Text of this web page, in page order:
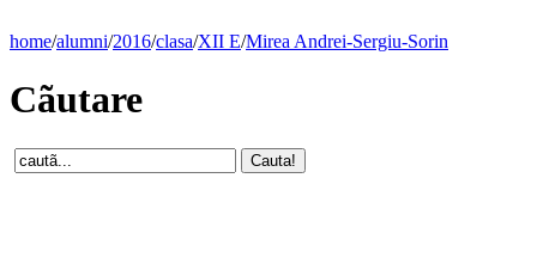
home/alumni/2016/clasa/XII E/Mirea Andrei-Sergiu-Sorin
Cãutare